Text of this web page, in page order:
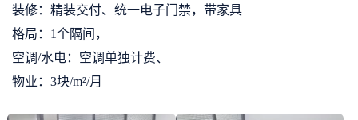
装修：精装交付、统一电子门禁，带家具
格局：1个隔间，
空调/水电：空调单独计费、
物业：3块/m²/月